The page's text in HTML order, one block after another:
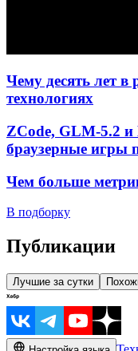
Чему десять лет в
технологиях
ZCode, GLM-5.2
браузерные игры
Чем больше
В подборку
Публикации
Лучшие за сутки